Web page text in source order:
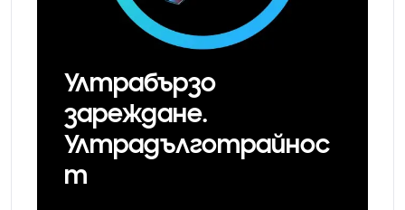
Ултрабързо
зареждане.
Ултрадълготрайнос
т